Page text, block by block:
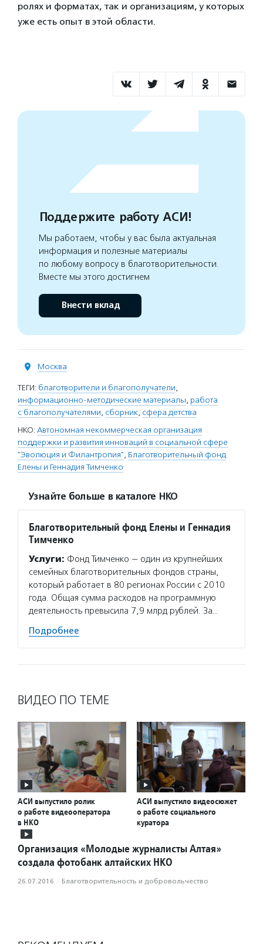
ролях и форматах, так и организациям, у которых
уже есть опыт в этой области.
Поддержите работу АСИ!
Мы работаем, чтобы у вас была актуальная
информация и полезные материалы
по любому вопросу в благотворительности.
Вместе мы этого достигнем
Внести вклад
Москва
ТЕГИ: благотворители и благополучатели,
информационно-методические материалы, работа
с благополучателями, сборник, сфера детства
НКО: Автономная некоммерческая организация
поддержки и развития инноваций в социальной сфере
"Эволюция и Филантропия", Благотворительный фонд
Елены и Геннадия Тимченко
Узнайте больше в каталоге НКО
Благотворительный фонд Елены и Геннадия
Тимченко
Услуги: Фонд Тимченко — один из крупнейших
семейных благотворительных фондов страны,
который работает в 80 регионах России с 2010
года. Общая сумма расходов на программную
деятельность превысила 7,9 млрд рублей. За…
Подробнее
ВИДЕО ПО ТЕМЕ
АСИ выпустило ролик
о работе видеооператора
в НКО
АСИ выпустило видеосюжет
о работе социального
куратора
Организация «Молодые журналисты Алтая»
создала фотобанк алтайских НКО
26.07.2016 · Благотвори­тель­ность и доброволь­чест­во